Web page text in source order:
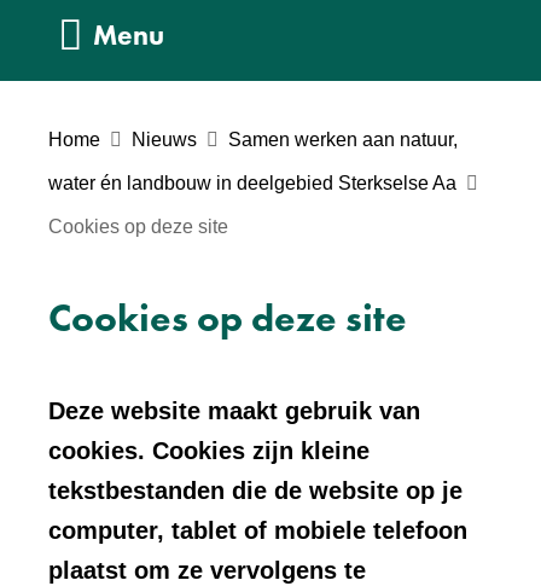
e
Menu
Home Nieuws Samen werken aan natuur,
water én landbouw in deelgebied Sterkselse Aa
Cookies op deze site
Cookies op deze site
Deze website maakt gebruik van
cookies. Cookies zijn kleine
tekstbestanden die de website op je
computer, tablet of mobiele telefoon
plaatst om ze vervolgens te